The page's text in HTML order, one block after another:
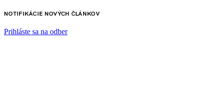
NOTIFIKÁCIE NOVÝCH ČLÁNKOV
Prihláste sa na odber